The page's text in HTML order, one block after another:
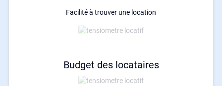
Facilité à trouver une location
Budget des locataires